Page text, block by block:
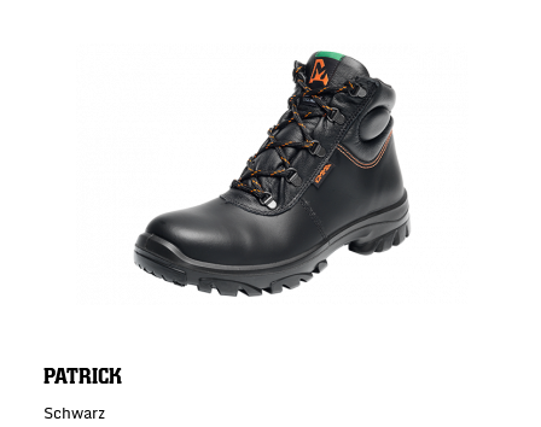
PATRICK
Schwarz